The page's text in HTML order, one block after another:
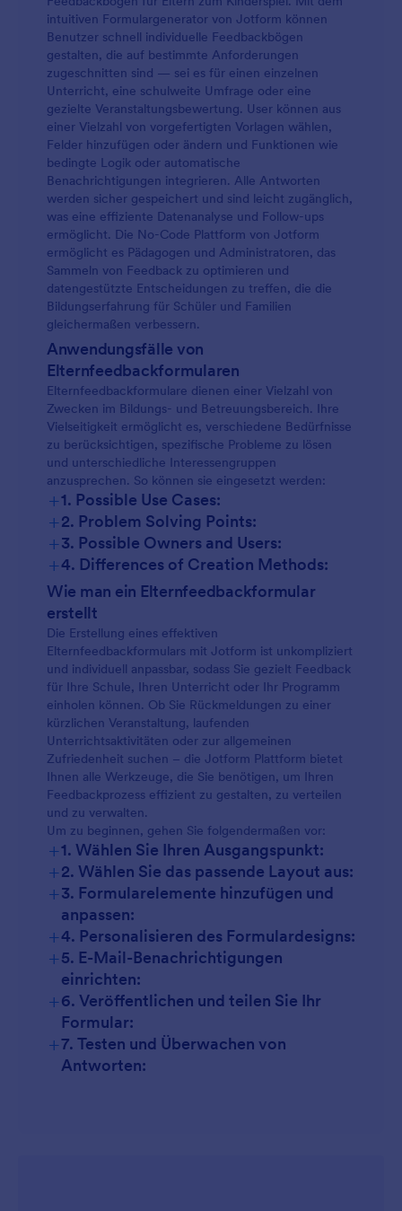
intuitiven Formulargenerator von Jotform können
Benutzer schnell individuelle Feedbackbögen
gestalten, die auf bestimmte Anforderungen
zugeschnitten sind — sei es für einen einzelnen
Unterricht, eine schulweite Umfrage oder eine
gezielte Veranstaltungsbewertung. User können aus
einer Vielzahl von vorgefertigten Vorlagen wählen,
Felder hinzufügen oder ändern und Funktionen wie
bedingte Logik oder automatische
Benachrichtigungen integrieren. Alle Antworten
werden sicher gespeichert und sind leicht zugänglich,
was eine effiziente Datenanalyse und Follow-ups
ermöglicht. Die No-Code Plattform von Jotform
ermöglicht es Pädagogen und Administratoren, das
Sammeln von Feedback zu optimieren und
datengestützte Entscheidungen zu treffen, die die
Bildungserfahrung für Schüler und Familien
gleichermaßen verbessern.
Anwendungsfälle von
Elternfeedbackformularen
Elternfeedbackformulare dienen einer Vielzahl von
Zwecken im Bildungs- und Betreuungsbereich. Ihre
Vielseitigkeit ermöglicht es, verschiedene Bedürfnisse
zu berücksichtigen, spezifische Probleme zu lösen
und unterschiedliche Interessengruppen
anzusprechen. So können sie eingesetzt werden:
+1. Possible Use Cases:
+2. Problem Solving Points:
+3. Possible Owners and Users:
+4. Differences of Creation Methods:
Wie man ein Elternfeedbackformular
erstellt
Die Erstellung eines effektiven
Elternfeedbackformulars mit Jotform ist unkompliziert
und individuell anpassbar, sodass Sie gezielt Feedback
für Ihre Schule, Ihren Unterricht oder Ihr Programm
einholen können. Ob Sie Rückmeldungen zu einer
kürzlichen Veranstaltung, laufenden
Unterrichtsaktivitäten oder zur allgemeinen
Zufriedenheit suchen – die Jotform Plattform bietet
Ihnen alle Werkzeuge, die Sie benötigen, um Ihren
Feedbackprozess effizient zu gestalten, zu verteilen
und zu verwalten.
Um zu beginnen, gehen Sie folgendermaßen vor:
+1. Wählen Sie Ihren Ausgangspunkt:
+2. Wählen Sie das passende Layout aus:
+3. Formularelemente hinzufügen und
anpassen:
+4. Personalisieren des Formulardesigns:
+5. E-Mail-Benachrichtigungen
einrichten:
+6. Veröffentlichen und teilen Sie Ihr
Formular:
+7. Testen und Überwachen von
Antworten: